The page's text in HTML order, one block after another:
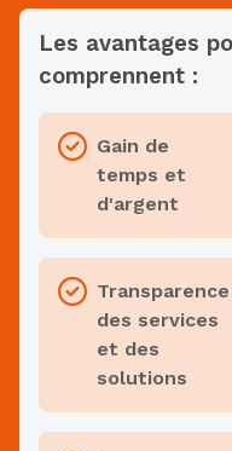
Les avantages
comprennent :
Gain de
temps et
d'argent
Transparence
des services
et des
solutions